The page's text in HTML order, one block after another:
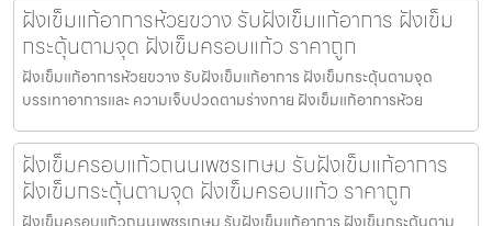
ฝังเข็มแก้อาการห้วยขวาง รับฝังเข็มแก้อาการ ฝังเข็ม
กระตุ้นตามจุด ฝังเข็มครอบแก้ว ราคาถูก
ฝังเข็มแก้อาการห้วยขวาง รับฝังเข็มแก้อาการ ฝังเข็มกระตุ้นตามจุด
บรรเทาอาการและ ความเจ็บปวดตามร่างกาย ฝังเข็มแก้อาการห้วย
ฝังเข็มครอบแก้วถนนเพชรเกษม รับฝังเข็มแก้อาการ
ฝังเข็มกระตุ้นตามจุด ฝังเข็มครอบแก้ว ราคาถูก